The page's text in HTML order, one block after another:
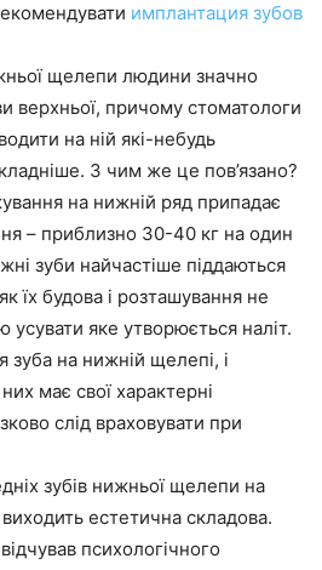
имплантация зубов
щелепи людини значно
верхньої, причому стоматологи
на ній які-небудь
З чим же це пов’язано?
на нижній ряд припадає
– приблизно 30-40 кг на один
зуби найчастіше піддаються
їх будова і розташування не
яке утворюється наліт.
зуба на нижній щелепі, і
має свої характерні
слід враховувати при
зубів нижньої щелепи на
естетична складова.
психологічного